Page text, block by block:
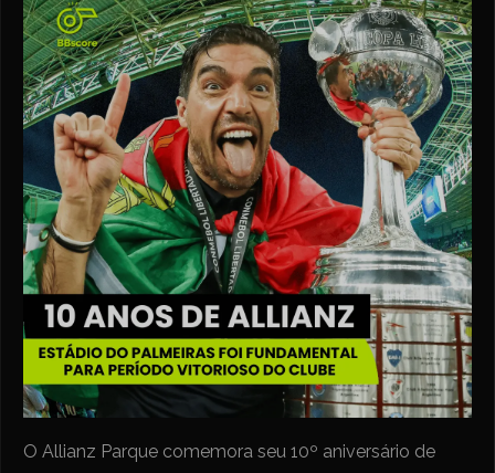
O Allianz Parque comemora seu 10º aniversário de